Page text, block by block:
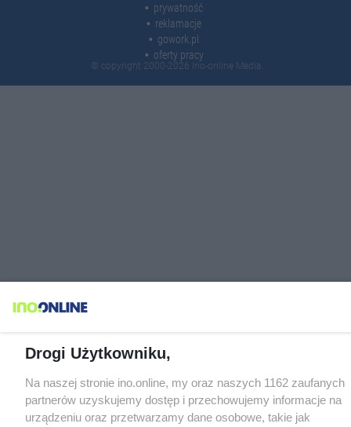
prywatność
reklamacje
gowork.pl
oferty pracy
© copyright 2000-2026 Ino-online Media
Drogi Użytkowniku,
Na naszej stronie ino.online, my oraz naszych 1162 zaufanych
partnerów uzyskujemy dostęp i przechowujemy informacje na
urządzeniu oraz przetwarzamy dane osobowe, takie jak